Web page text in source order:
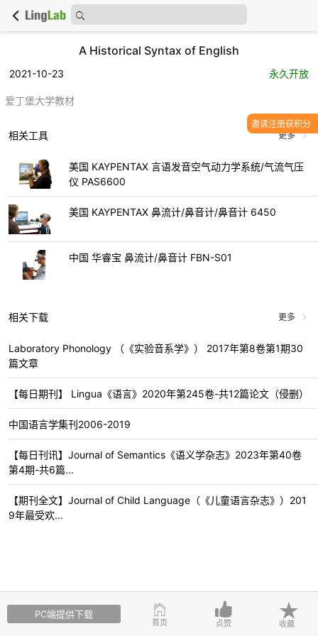
A Historical Syntax of English
2021-10-23 永久开放
爱丁堡大学教材
更多
相关工具
美国 KAYPENTAX 言语发音空气动力学系统/气流气压
仪 PAS6600
美国 KAYPENTAX 鼻流计/鼻音计/鼻音计 6450
中国 华睿宝 鼻流计/鼻音计 FBN-S01
更多
相关下载
Laboratory Phonology （《实验音系学》） 2017年第8卷第1期30
篇文章
【每日期刊】 Lingua《语言》2020年第245卷-共12篇论文（侵删）
中国语言学集刊2006-2019
【每日刊讯】Journal of Semantics《语义学杂志》2023年第40卷
第4期-共6篇...
【期刊全文】Journal of Child Language（《儿童语言杂志》）201
9年最受欢...
邀请注册获积分
PC端提供下载
首页 点赞 收藏